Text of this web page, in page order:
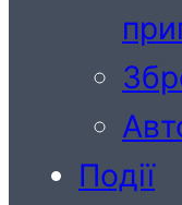
Події